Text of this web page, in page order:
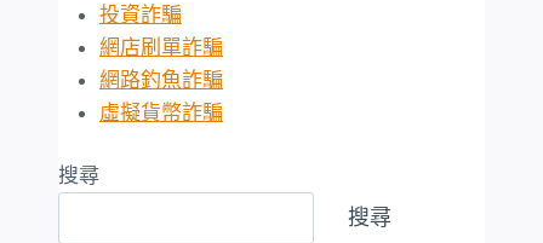
投資詐騙
網店刷單詐騙
網路釣魚詐騙
虛擬貨幣詐騙
搜尋
搜尋